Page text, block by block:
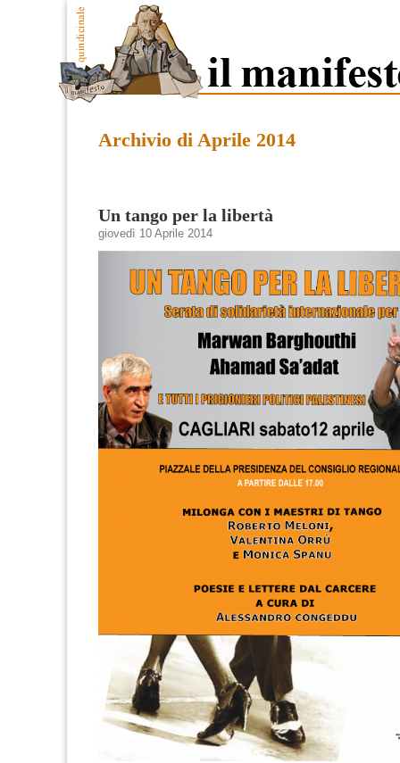
Archivio di Aprile 2014
Un tango per la libertà
giovedì 10 Aprile 2014